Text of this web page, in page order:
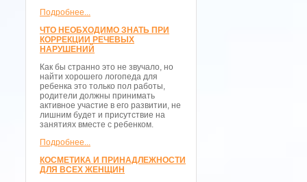
Подробнее...
ЧТО НЕОБХОДИМО ЗНАТЬ ПРИ
КОРРЕКЦИИ РЕЧЕВЫХ
НАРУШЕНИЙ
Как бы странно это не звучало, но
найти хорошего логопеда для
ребенка это только пол работы,
родители должны принимать
активное участие в его развитии, не
лишним будет и присутствие на
занятиях вместе с ребенком.
Подробнее...
КОСМЕТИКА И ПРИНАДЛЕЖНОСТИ
ДЛЯ ВСЕХ ЖЕНЩИН